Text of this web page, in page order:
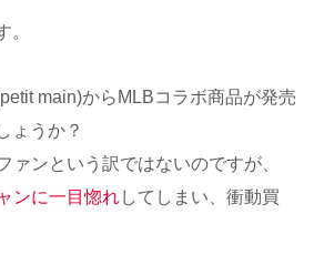
。
main)からMLBコラボ商品が発売
ょうか？
ァンという訳ではないのですが、
ンに一目惚れしてしまい、衝動買